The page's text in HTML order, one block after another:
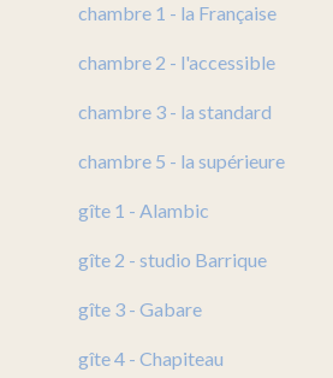
chambre 1 - la Française
chambre 2 - l'accessible
chambre 3 - la standard
chambre 5 - la supérieure
gîte 1 - Alambic
gîte 2 - studio Barrique
gîte 3 - Gabare
gîte 4 - Chapiteau